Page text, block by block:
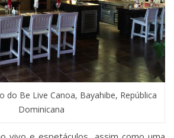
do Be Live Canoa, Bayahibe, República
Dominicana